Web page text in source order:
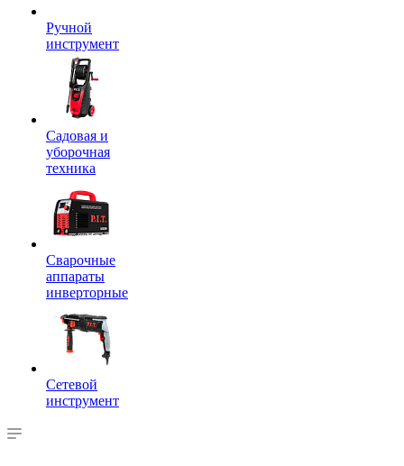
Ручной
инструмент
Садовая и
уборочная
техника
Сварочные
аппараты
инверторные
Сетевой
инструмент